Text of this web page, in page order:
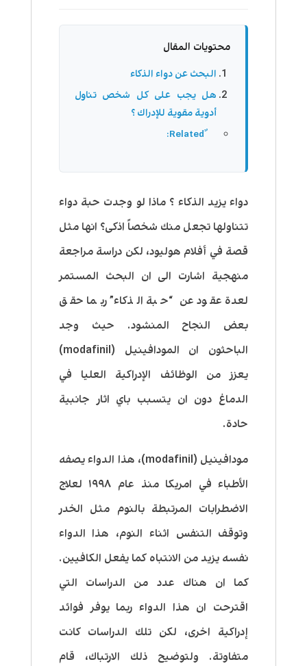
محتويات المقال
البحث عن دواء الذكاء
هل يجب على كل شخص تناول
أدوية مقوية للإدراك ؟
ٌRelated:
دواء يزيد الذكاء ؟ ماذا لو وجدت حبة دواء
تتناولها تجعل منك شخصاً اذكى؟ انها مثل
قصة في أفلام هوليود، لكن دراسة مراجعة
منهجية اشارت الى ان البحث المستمر
لعدة عقود عن “حبة الذكاء” ربما حقق
بعض النجاح المنشود. حيث وجد
الباحثون ان المودافينيل (modafinil)
يعزز من الوظائف الإدراكية العليا في
الدماغ دون ان يتسبب باي اثار جانبية
حادة.
مودافينيل (modafinil)، هذا الدواء يصفه
الأطباء في امريكا منذ عام ١٩٩٨ لعلاج
الاضطرابات المرتبطة بالنوم مثل الخدر
وتوقف التنفس اثناء النوم، هذا الدواء
نفسه يزيد من الانتباه كما يفعل الكافيين.
كما ان هناك عدد من الدراسات التي
اقترحت ان هذا الدواء ربما يوفر فوائد
إدراكية اخرى، لكن تلك الدراسات كانت
متفاوتة. ولتوضيح ذلك الارتباك، قام